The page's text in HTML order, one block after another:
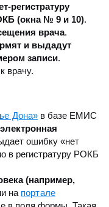
регистратуру
(окна № 9 и 10).
врача.
и выдадут
записи.
врачу.
Дона» в базе ЕМИС
ошибку «нет
в регистратуру РОКБ
(например,
на портале